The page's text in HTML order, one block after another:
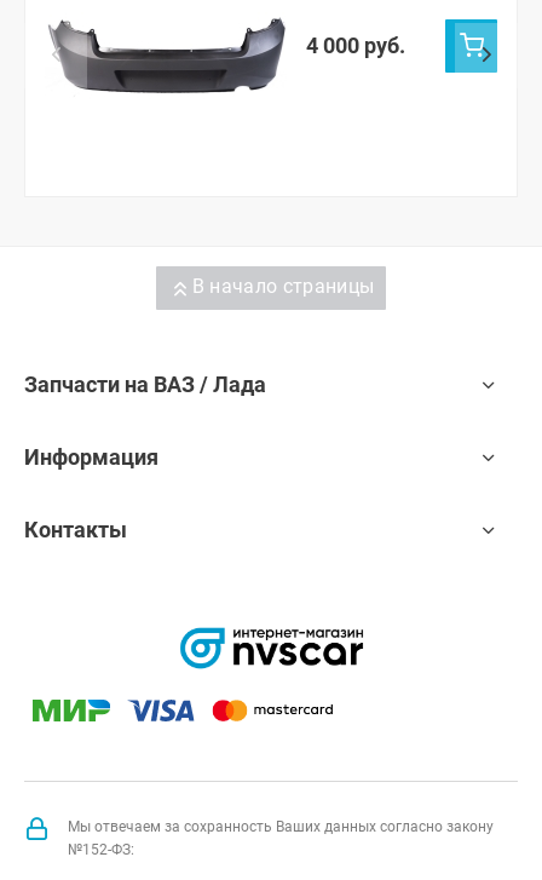
4 000 руб.
В начало страницы
Запчасти на ВАЗ / Лада
Информация
Контакты
Мы отвечаем за сохранность Ваших данных согласно закону
№152-ФЗ: